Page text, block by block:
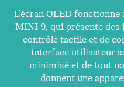
L’écran OLED
MINI 9, qui présente
contrôle tactile et de
interface utilisateur
minimisé et de tout
donnent une